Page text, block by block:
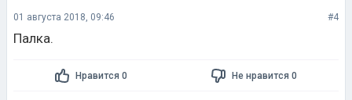
01 августа 2018, 09:46 #4
Палка.
Нравится 0 Не нравится 0